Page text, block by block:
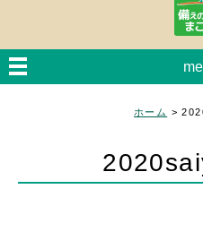
ホーム >